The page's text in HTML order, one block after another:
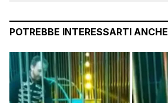
POTREBBE INTERESSARTI ANCHE